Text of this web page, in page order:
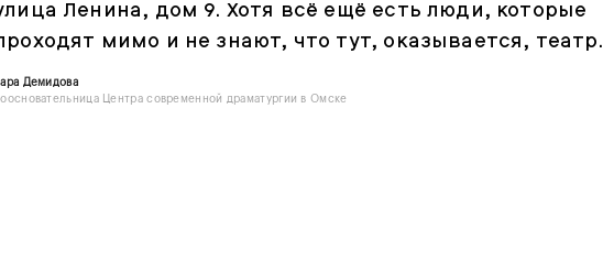
Ленина, дом 9. Хотя всё ещё есть люди, которые
мимо и не знают, что тут, оказывается, театр.
Демидова
Центра современной драматургии в Омске